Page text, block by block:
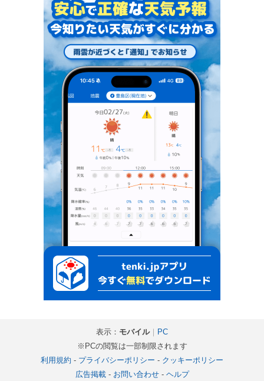
表示： モバイル｜ PC
※PCの閲覧は一部制限されます
利用規約 - プライバシーポリシー - クッキーポリシー
広告掲載- お問い合わせ- ヘルプ